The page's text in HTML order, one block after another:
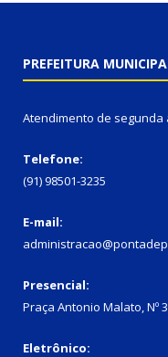
PREFEITURA
Atendimento de segunda
Telefone:
(91) 98501-3235
E-mail:
Presencial:
Praça Antonio Malato, Nº
Eletrônico: